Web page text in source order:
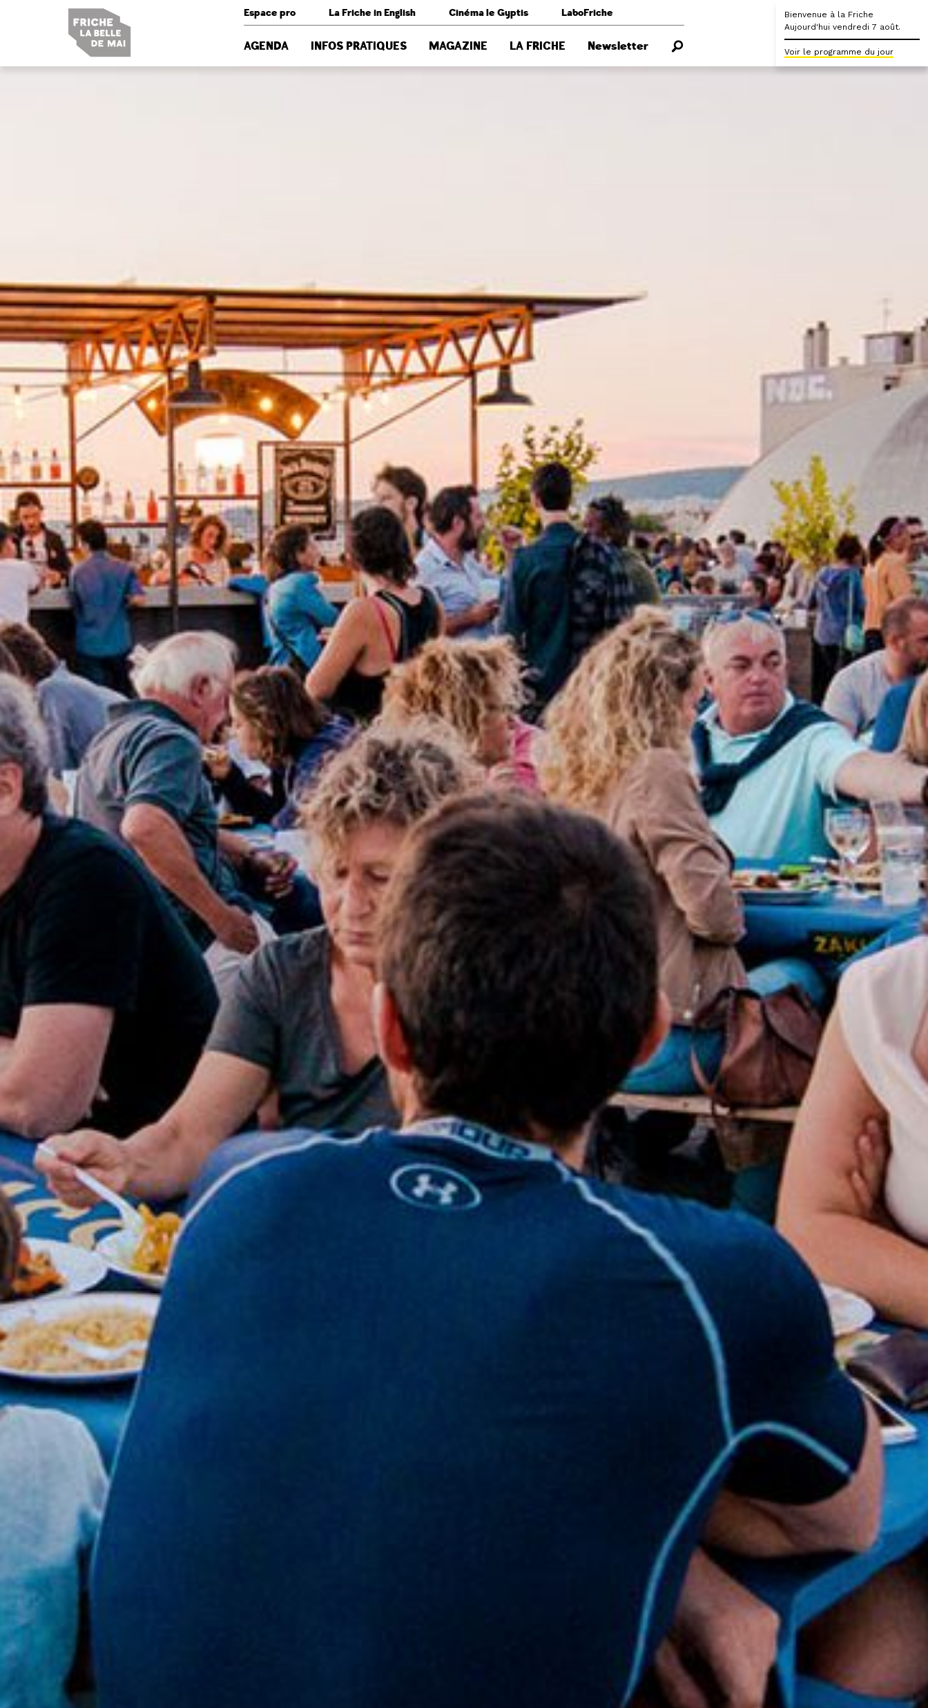
Espace pro La Friche in English Cinéma le Gyptis LaboFriche
AGENDA INFOS PRATIQUES MAGAZINE LA FRICHE Newsletter
Bienvenue à la Friche
Aujourd'hui vendredi 7 août.
Voir le programme du jour
Panneau de gestion des cookies